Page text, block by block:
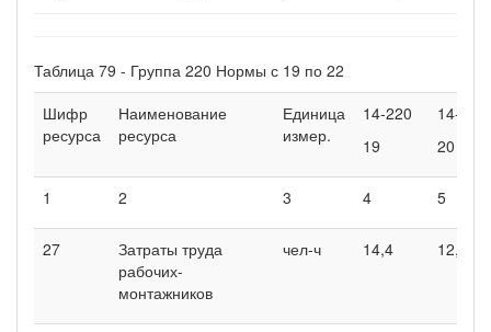
Таблица 79 - Группа 220 Нормы с 19 по 22
Шифр
ресурса
Наименование
ресурса
Единица
измер.
14-220
19
14-220
20
1 2 3 4 5
27
Затраты труда
рабочих-
монтажников
чел-ч 14,4 12,8